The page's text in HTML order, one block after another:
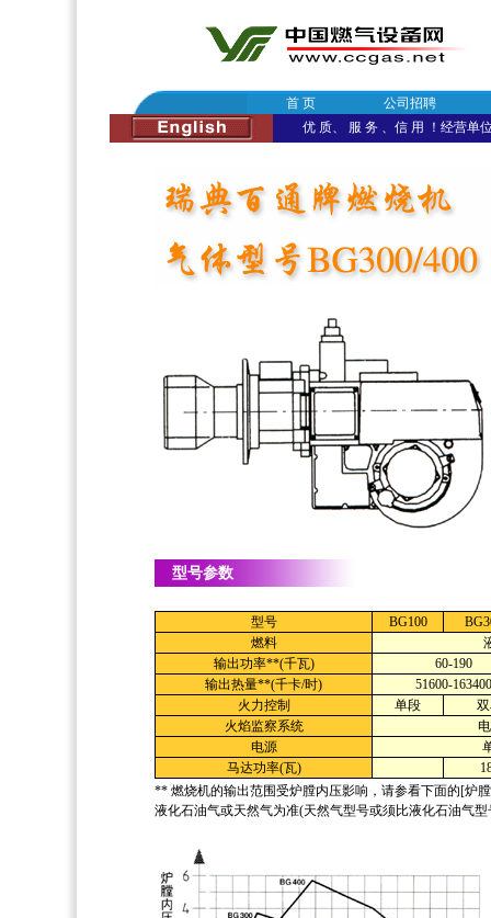
首 页
公司招聘
优 质、 服 务 、信 用 ！经营单
型号参数
型号 BG100
燃料
输出功率**(千瓦)
60-190
输出热量**(千卡/时)
51600-163400
火力控制
单段
火焰监察系统
电源
马达功率(瓦)
** 燃烧机的输出范围受炉膛内压影响，请参看下面的[炉
液化石油气或天然气为准(天然气型号或须比液化石油气